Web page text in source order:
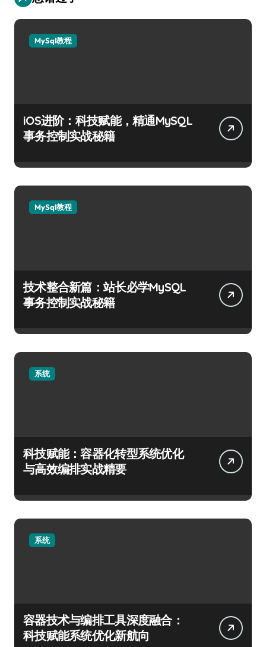
MySql教程
iOS进阶：科技赋能，精通MySQL
事务控制实战秘籍
MySql教程
技术整合新篇：站长必学MySQL
事务控制实战秘籍
系统
科技赋能：容器化转型系统优化
与高效编排实战精要
系统
容器技术与编排工具深度融合：
科技赋能系统优化新航向